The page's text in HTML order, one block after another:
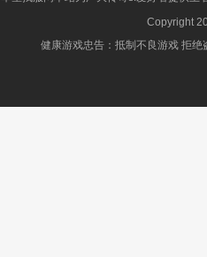
Copyright
健康游戏忠告：抵制不良游戏 拒